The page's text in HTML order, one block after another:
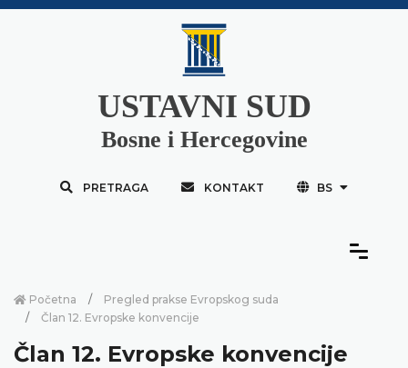
USTAVNI SUD
Bosne i Hercegovine
PRETRAGA KONTAKT BS
Početna
Pregled prakse Evropskog suda
Član 12. Evropske konvencije
Član 12. Evropske konvencije